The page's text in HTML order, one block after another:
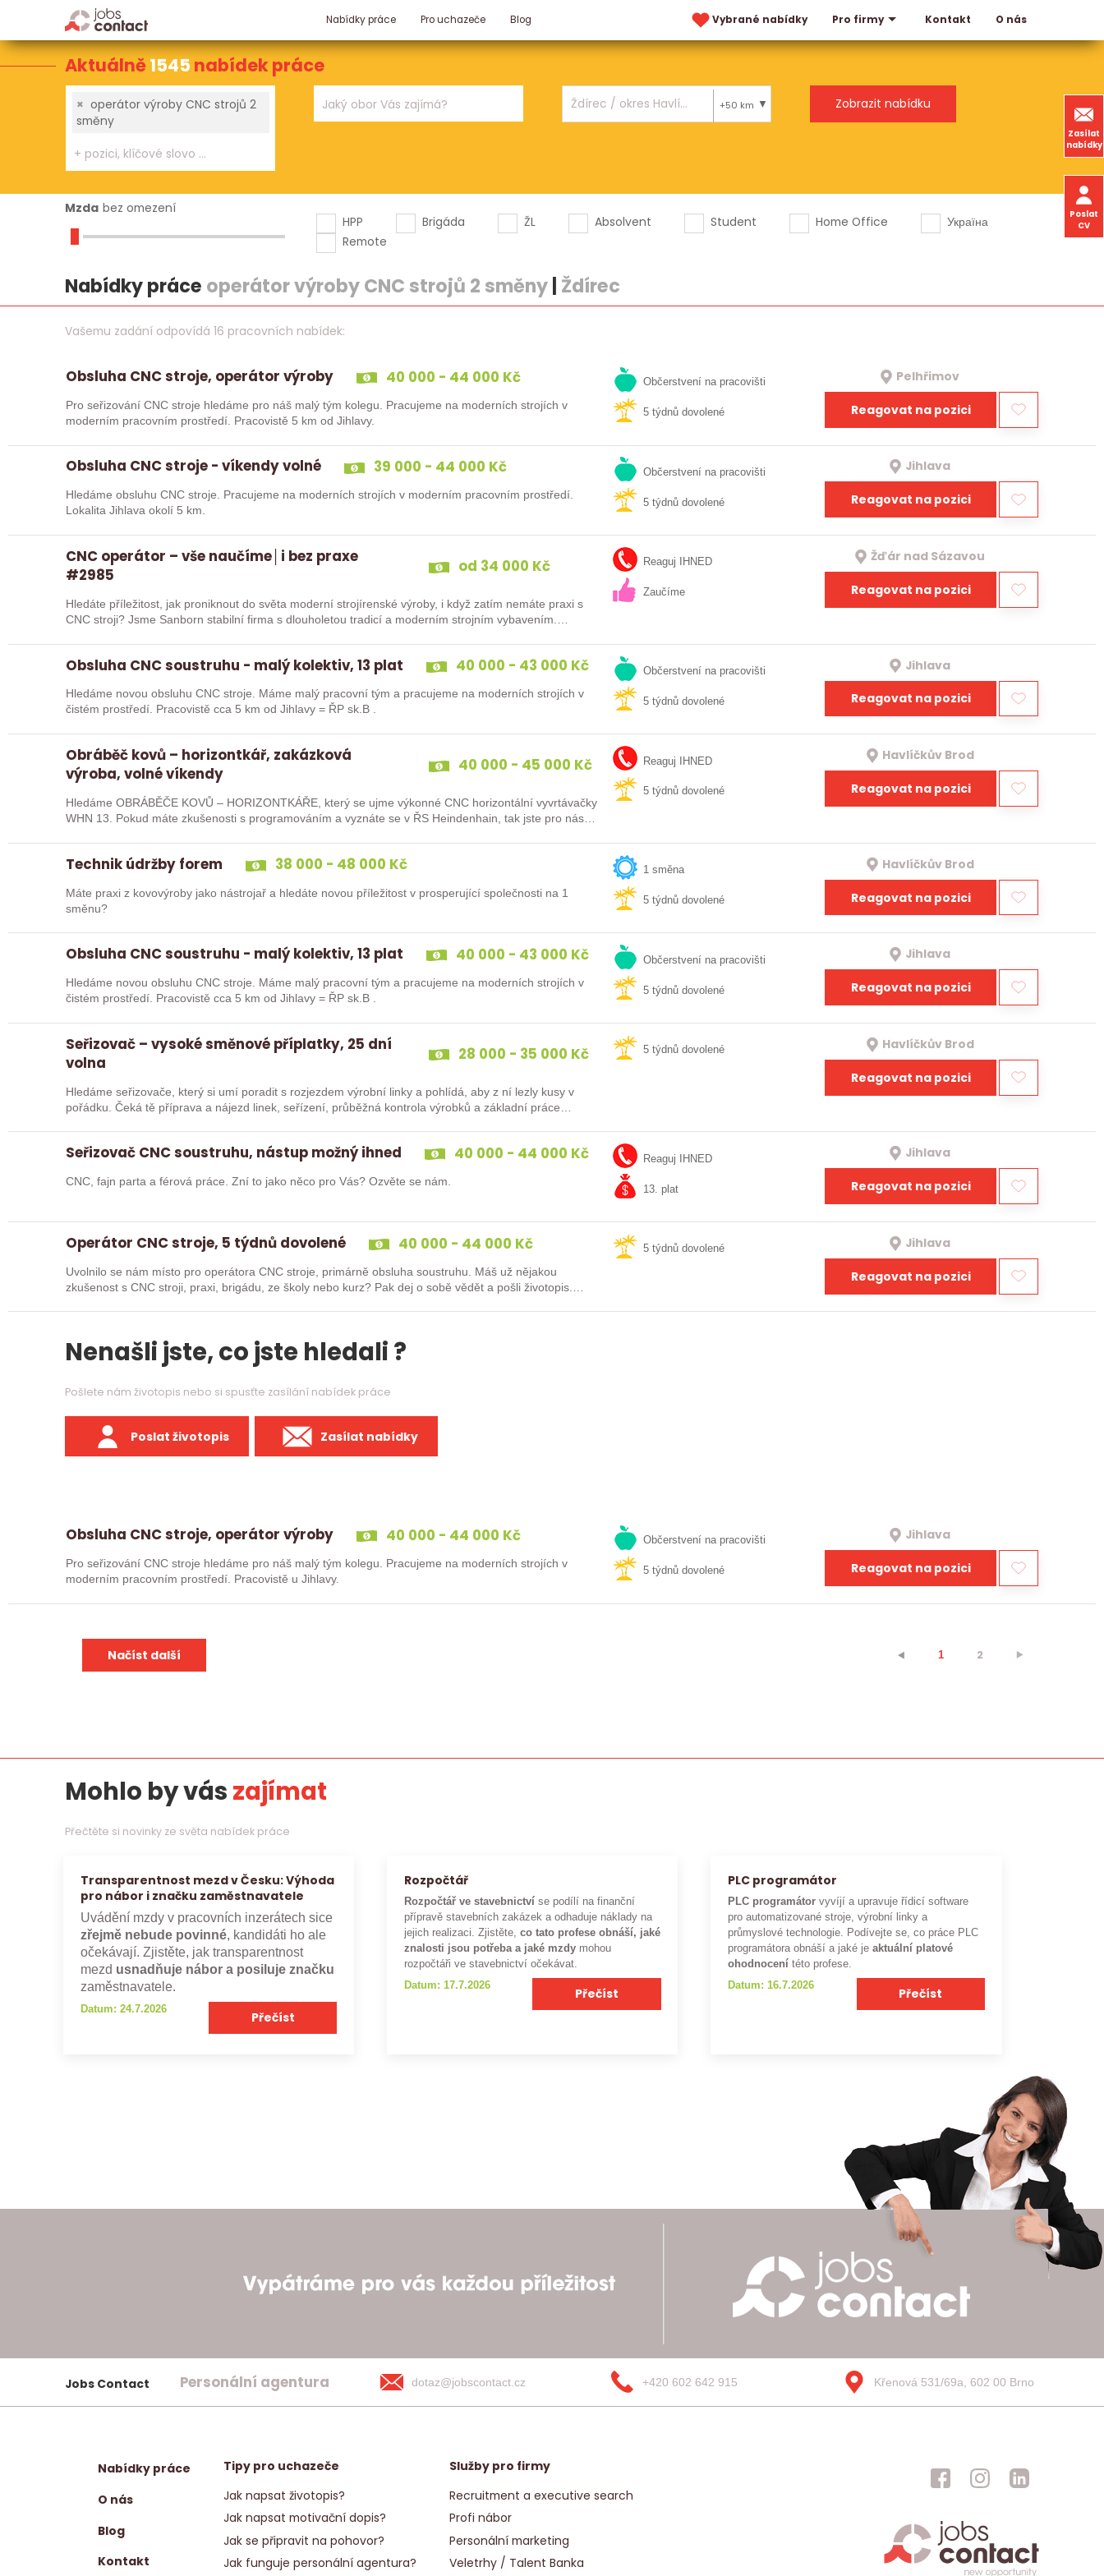
Nabídky práce Pro uchazeče Blog Vybrané nabídky Pro firmy Kontakt O nás
Zasílat
nabídky
Poslat
CV
Aktuálně1545 nabídek práce
× operátor výroby CNC strojů 2
směny
+50 km
Mzda bez omezení
HPP
Brigáda ŽL Absolvent Student Home Office
Україна
Remote
Nabídky práce operátor výroby CNC strojů 2 směny| Ždírec
Vašemu zadání odpovídá 16 pracovních nabídek:
Obsluha CNC stroje, operátor výroby 40 000 - 44 000 Kč
Pro seřizování CNC stroje hledáme pro náš malý tým kolegu. Pracujeme na moderních strojích v
moderním pracovním prostředí. Pracovistě 5 km od Jihlavy.
Občerstvení na pracovišti
5 týdnů dovolené
Pelhřimov
Reagovat na pozici
Obsluha CNC stroje - víkendy volné 39 000 - 44 000 Kč
Hledáme obsluhu CNC stroje. Pracujeme na moderních strojích v moderním pracovním prostředí.
Lokalita Jihlava okolí 5 km.
Občerstvení na pracovišti
5 týdnů dovolené
Jihlava
Reagovat na pozici
CNC operátor – vše naučíme│i bez praxe
#2985
od 34 000 Kč
Hledáte příležitost, jak proniknout do světa moderní strojírenské výroby, i když zatím nemáte praxi s
CNC stroji? Jsme Sanborn stabilní firma s dlouholetou tradicí a moderním strojním vybavením.…
Reaguj IHNED
Zaučíme
Žďár nad Sázavou
Reagovat na pozici
Obsluha CNC soustruhu - malý kolektiv, 13 plat 40 000 - 43 000 Kč
Hledáme novou obsluhu CNC stroje. Máme malý pracovní tým a pracujeme na moderních strojích v
čistém prostředí. Pracovistě cca 5 km od Jihlavy = ŘP sk.B .
Občerstvení na pracovišti
5 týdnů dovolené
Jihlava
Reagovat na pozici
Obráběč kovů – horizontkář, zakázková
výroba, volné víkendy
40 000 - 45 000 Kč
Hledáme OBRÁBĚČE KOVŮ – HORIZONTKÁŘE, který se ujme výkonné CNC horizontální vyvrtávačky
WHN 13. Pokud máte zkušenosti s programováním a vyznáte se v ŘS Heindenhain, tak jste pro nás
Reaguj IHNED
5 týdnů dovolené
Havlíčkův Brod
Reagovat na pozici
Technik údržby forem 38 000 - 48 000 Kč
Máte praxi z kovovýroby jako nástrojař a hledáte novou příležitost v prosperující společnosti na 1
směnu?
1 směna
5 týdnů dovolené
Havlíčkův Brod
Reagovat na pozici
Obsluha CNC soustruhu - malý kolektiv, 13 plat 40 000 - 43 000 Kč
Hledáme novou obsluhu CNC stroje. Máme malý pracovní tým a pracujeme na moderních strojích v
čistém prostředí. Pracovistě cca 5 km od Jihlavy = ŘP sk.B .
Občerstvení na pracovišti
5 týdnů dovolené
Jihlava
Reagovat na pozici
Seřizovač – vysoké směnové příplatky, 25 dní
volna
28 000 - 35 000 Kč
Hledáme seřizovače, který si umí poradit s rozjezdem výrobní linky a pohlídá, aby z ní lezly kusy v
pořádku. Čeká tě příprava a nájezd linek, seřízení, průběžná kontrola výrobků a základní práce…
5 týdnů dovolené Havlíčkův Brod
Reagovat na pozici
Seřizovač CNC soustruhu, nástup možný ihned 40 000 - 44 000 Kč
CNC, fajn parta a férová práce. Zní to jako něco pro Vás? Ozvěte se nám.
Reaguj IHNED
13. plat
Jihlava
Reagovat na pozici
Operátor CNC stroje, 5 týdnů dovolené 40 000 - 44 000 Kč
Uvolnilo se nám místo pro operátora CNC stroje, primárně obsluha soustruhu. Máš už nějakou
zkušenost s CNC stroji, praxi, brigádu, ze školy nebo kurz? Pak dej o sobě vědět a pošli životopis.
5 týdnů dovolené Jihlava
Reagovat na pozici
Nenašli jste, co jste hledali ?
Pošlete nám životopis nebo si spusťte zasílání nabídek práce
Poslat životopis Zasílat nabídky
Obsluha CNC stroje, operátor výroby 40 000 - 44 000 Kč
Pro seřizování CNC stroje hledáme pro náš malý tým kolegu. Pracujeme na moderních strojích v
moderním pracovním prostředí. Pracovistě u Jihlavy.
Občerstvení na pracovišti
5 týdnů dovolené
Jihlava
Reagovat na pozici
Načíst další ⯇ 1 2 ⯈
Mohlo by vászajímat
Přečtěte si novinky ze světa nabídek práce
Transparentnost mezd v Česku: Výhoda
pro nábor i značku zaměstnavatele
Uvádění mzdy v pracovních inzerátech sice
zřejmě nebude povinné, kandidáti ho ale
očekávají. Zjistěte, jak transparentnost
mezd usnadňuje nábor a posiluje značku
zaměstnavatele.
Datum: 24.7.2026
Přečíst
Rozpočtář
Rozpočtář ve stavebnictví se podílí na finanční
přípravě stavebních zakázek a odhaduje náklady na
jejich realizaci. Zjistěte,co tato profese obnáší, jaké
znalosti jsou potřeba a jaké mzdy mohou
rozpočtáři ve stavebnictví očekávat.
Datum: 17.7.2026
Přečíst
PLC programátor
PLC programátor vyvíjí a upravuje řídicí software
pro automatizované stroje, výrobní linky a
průmyslové technologie. Podívejte se, co práce PLC
programátora obnáší a jaké je aktuální platové
ohodnocení této profese.
Datum: 16.7.2026
Přečíst
Jobs Contact Personální agentura dotaz@jobscontact.cz +420 602 642 915 Křenová 531/69a, 602 00 Brno
Nabídky práce
O nás
Blog
Kontakt
Tipy pro uchazeče
Jak napsat životopis?
Jak napsat motivační dopis?
Jak se připravit na pohovor?
Jak funguje personální agentura?
Služby pro firmy
Recruitment a executive search
Profi nábor
Personální marketing
Veletrhy / Talent Banka